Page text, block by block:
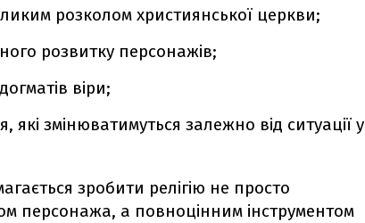
розколом християнської церкви;
розвитку персонажів;
віри;
які змінюватимуться залежно від ситуації у
зробити релігію не просто
персонажа, а повноцінним інструментом